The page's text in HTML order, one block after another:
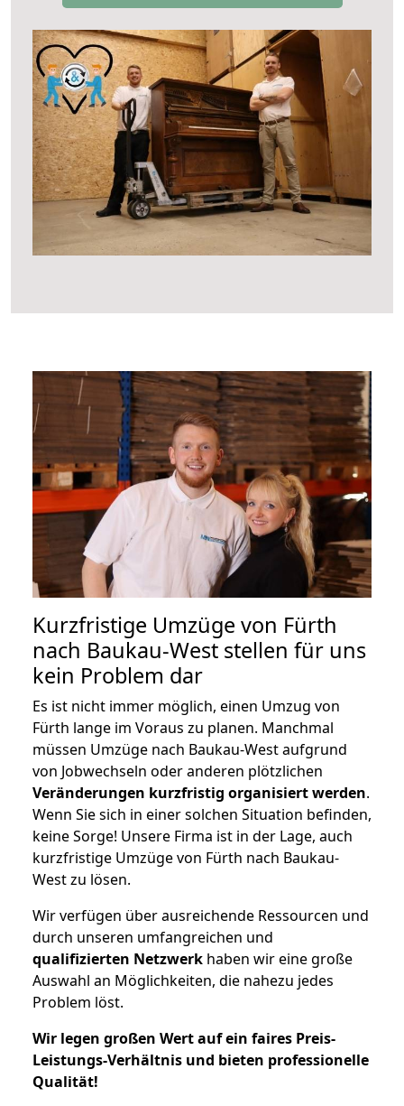
Kurzfristige Umzüge von Fürth
nach Baukau-West stellen für uns
kein Problem dar
Es ist nicht immer möglich, einen Umzug von
Fürth lange im Voraus zu planen. Manchmal
müssen Umzüge nach Baukau-West aufgrund
von Jobwechseln oder anderen plötzlichen
Veränderungen kurzfristig organisiert werden.
Wenn Sie sich in einer solchen Situation befinden,
keine Sorge! Unsere Firma ist in der Lage, auch
kurzfristige Umzüge von Fürth nach Baukau-
West zu lösen.
Wir verfügen über ausreichende Ressourcen und
durch unseren umfangreichen und
qualifizierten Netzwerk haben wir eine große
Auswahl an Möglichkeiten, die nahezu jedes
Problem löst.
Wir legen großen Wert auf ein faires Preis-
Leistungs-Verhältnis und bieten professionelle
Qualität!